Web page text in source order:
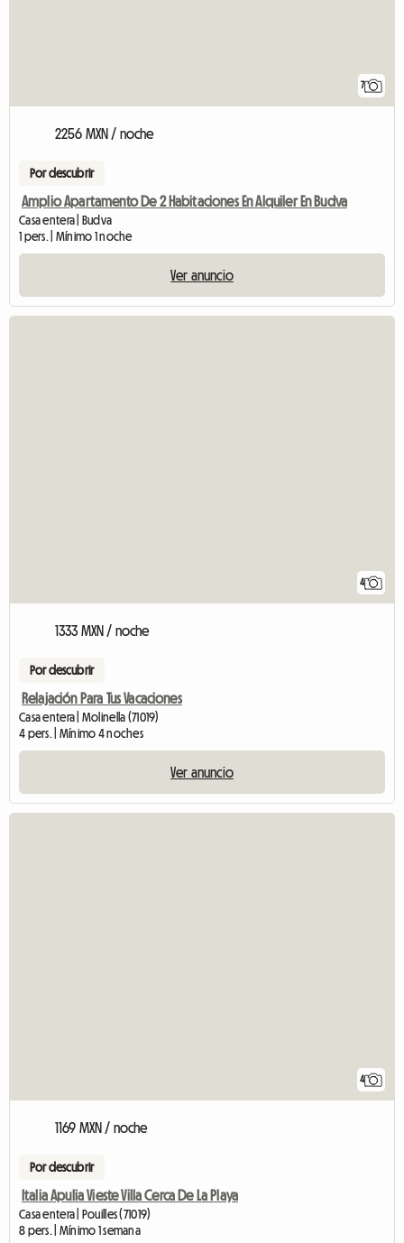
7
2256 MXN / noche
Por descubrir
Amplio Apartamento De 2 Habitaciones En Alquiler En Budva
Casa entera | Budva
1 pers. | Mínimo 1 noche
Ver anuncio
4
1333 MXN / noche
Por descubrir
Relajación Para Tus Vacaciones
Casa entera | Molinella (71019)
4 pers. | Mínimo 4 noches
Ver anuncio
4
1169 MXN / noche
Por descubrir
Italia Apulia Vieste Villa Cerca De La Playa
Casa entera | Pouilles (71019)
8 pers. | Mínimo 1 semana